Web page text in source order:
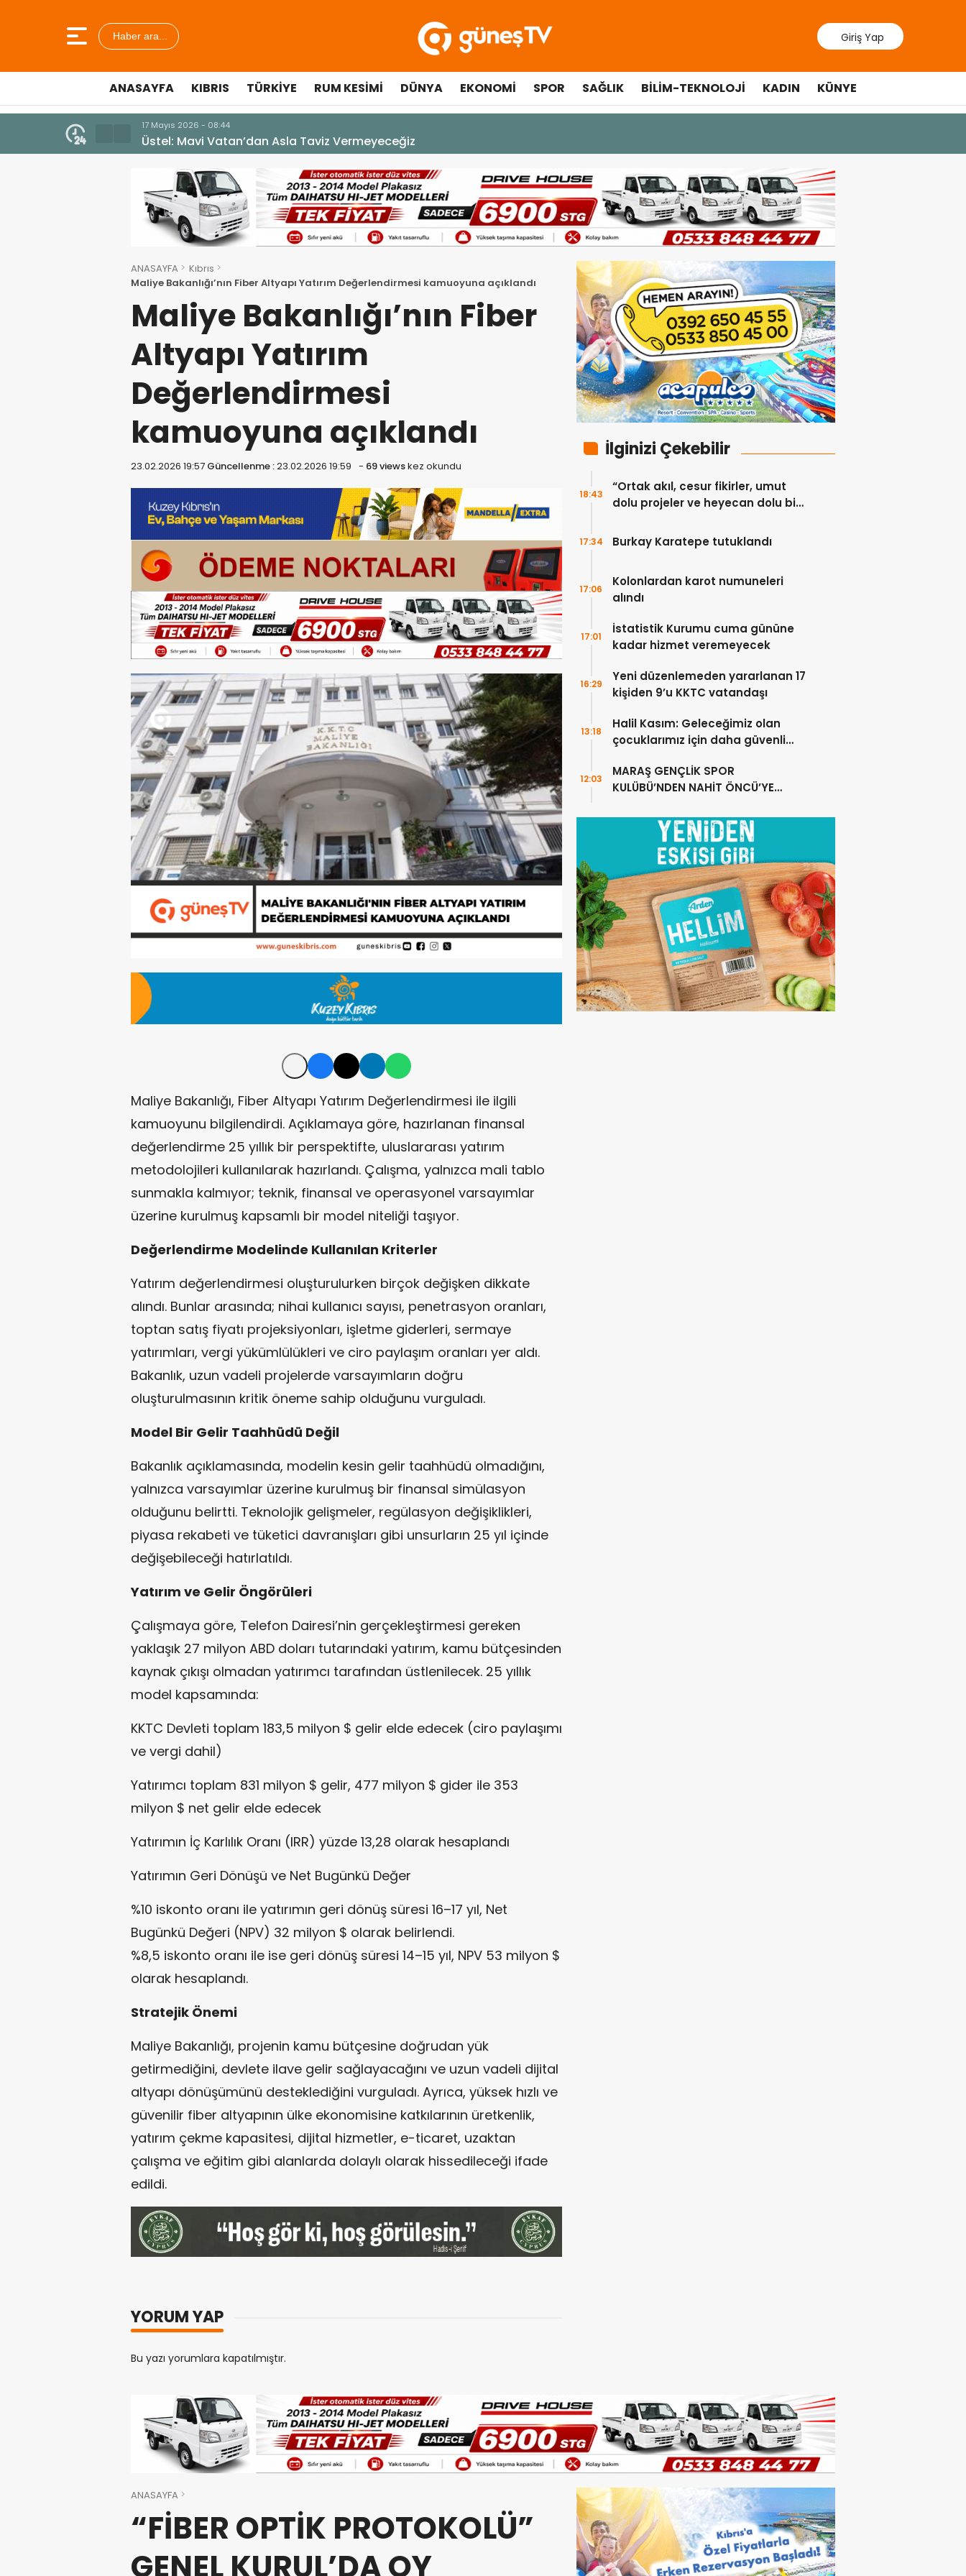
Haber ara... Giriş Yap
ANASAYFA KIBRIS TÜRKIYE RUM KESIMI DÜNYA EKONOMI SPOR SAĞLIK BILIM-TEKNOLOJI KADIN KÜNYE
10 Temmuz 2026 - 18:49
Cumhurbaşkanı Erhürman sergi açılışında fenalaşarak hastaneye kaldırıldı
ANASAYFA
Kıbrıs
Maliye Bakanlığı’nın Fiber Altyapı Yatırım Değerlendirmesi kamuoyuna açıklandı
Maliye Bakanlığı’nın Fiber
Altyapı Yatırım
Değerlendirmesi
kamuoyuna açıklandı
23.02.2026 19:57 Güncellenme :23.02.2026 19:59 - 69 viewskez okundu
Maliye Bakanlığı, Fiber Altyapı Yatırım Değerlendirmesi ile ilgili
kamuoyunu bilgilendirdi. Açıklamaya göre, hazırlanan finansal
değerlendirme 25 yıllık bir perspektifte, uluslararası yatırım
metodolojileri kullanılarak hazırlandı. Çalışma, yalnızca mali tablo
sunmakla kalmıyor; teknik, finansal ve operasyonel varsayımlar
üzerine kurulmuş kapsamlı bir model niteliği taşıyor.
Değerlendirme Modelinde Kullanılan Kriterler
Yatırım değerlendirmesi oluşturulurken birçok değişken dikkate
alındı. Bunlar arasında; nihai kullanıcı sayısı, penetrasyon oranları,
toptan satış fiyatı projeksiyonları, işletme giderleri, sermaye
yatırımları, vergi yükümlülükleri ve ciro paylaşım oranları yer aldı.
Bakanlık, uzun vadeli projelerde varsayımların doğru
oluşturulmasının kritik öneme sahip olduğunu vurguladı.
Model Bir Gelir Taahhüdü Değil
Bakanlık açıklamasında, modelin kesin gelir taahhüdü olmadığını,
yalnızca varsayımlar üzerine kurulmuş bir finansal simülasyon
olduğunu belirtti. Teknolojik gelişmeler, regülasyon değişiklikleri,
piyasa rekabeti ve tüketici davranışları gibi unsurların 25 yıl içinde
değişebileceği hatırlatıldı.
Yatırım ve Gelir Öngörüleri
Çalışmaya göre, Telefon Dairesi’nin gerçekleştirmesi gereken
yaklaşık 27 milyon ABD doları tutarındaki yatırım, kamu bütçesinden
kaynak çıkışı olmadan yatırımcı tarafından üstlenilecek. 25 yıllık
model kapsamında:
KKTC Devleti toplam 183,5 milyon $ gelir elde edecek (ciro paylaşımı
ve vergi dahil)
Yatırımcı toplam 831 milyon $ gelir, 477 milyon $ gider ile 353
milyon $ net gelir elde edecek
Yatırımın İç Karlılık Oranı (IRR) yüzde 13,28 olarak hesaplandı
Yatırımın Geri Dönüşü ve Net Bugünkü Değer
%10 iskonto oranı ile yatırımın geri dönüş süresi 16–17 yıl, Net
Bugünkü Değeri (NPV) 32 milyon $ olarak belirlendi.
%8,5 iskonto oranı ile ise geri dönüş süresi 14–15 yıl, NPV 53 milyon $
olarak hesaplandı.
Stratejik Önemi
Maliye Bakanlığı, projenin kamu bütçesine doğrudan yük
getirmediğini, devlete ilave gelir sağlayacağını ve uzun vadeli dijital
altyapı dönüşümünü desteklediğini vurguladı. Ayrıca, yüksek hızlı ve
güvenilir fiber altyapının ülke ekonomisine katkılarının üretkenlik,
yatırım çekme kapasitesi, dijital hizmetler, e-ticaret, uzaktan
çalışma ve eğitim gibi alanlarda dolaylı olarak hissedileceği ifade
edildi.
YORUM YAP
Bu yazı yorumlara kapatılmıştır.
İlginizi Çekebilir
“Ortak akıl, cesur fikirler, umut
dolu projeler ve heyecan dolu bir
18:43
Burkay Karatepe tutuklandı
17:34
Kolonlardan karot numuneleri
alındı
17:06
İstatistik Kurumu cuma gününe
kadar hizmet veremeyecek
17:01
Yeni düzenlemeden yararlanan 17
kişiden 9’u KKTC vatandaşı
16:29
Halil Kasım: Geleceğimiz olan
çocuklarımız için daha güvenli
13:18
MARAŞ GENÇLİK SPOR
KULÜBÜ’NDEN NAHİT ÖNCÜ’YE
12:03
ANASAYFA
“FİBER OPTİK PROTOKOLÜ”
GENEL KURUL’DA OY